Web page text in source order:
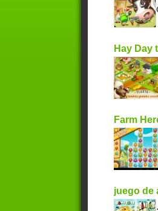
Hay Day
Farm
juego de